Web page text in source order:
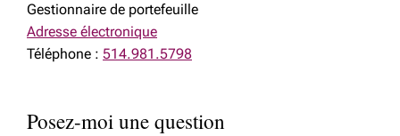
Gestionnaire de portefeuille
Adresse électronique
Téléphone : 514.981.5798
Posez-moi une question